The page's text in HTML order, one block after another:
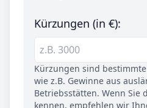
Kürzungen (in €):
Kürzungen sind
wie z.B. Gewinne aus
Betriebsstätten. Wenn Sie
kennen, empfehlen wir